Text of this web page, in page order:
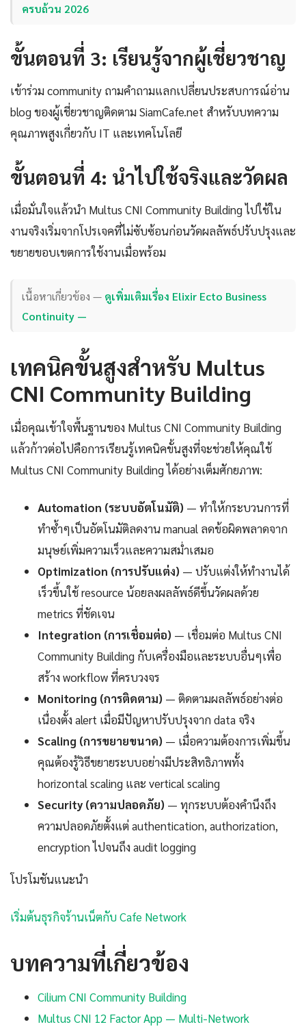
ครบถ้วน 2026
ขั้นตอนที่ 3: เรียนรู้จากผู้เชี่ยวชาญ
เข้าร่วม community ถามคำถามแลกเปลี่ยนประสบการณ์อ่าน
blog ของผู้เชี่ยวชาญติดตาม SiamCafe.net สำหรับบทความ
คุณภาพสูงเกี่ยวกับ IT และเทคโนโลยี
ขั้นตอนที่ 4: นำไปใช้จริงและวัดผล
เมื่อมั่นใจแล้วนำ Multus CNI Community Building ไปใช้ใน
งานจริงเริ่มจากโปรเจคที่ไม่ซับซ้อนก่อนวัดผลลัพธ์ปรับปรุงและ
ขยายขอบเขตการใช้งานเมื่อพร้อม
เนื้อหาเกี่ยวข้อง — ดูเพิ่มเติมเรื่อง Elixir Ecto Business
Continuity —
เทคนิคขั้นสูงสำหรับ Multus
CNI Community Building
เมื่อคุณเข้าใจพื้นฐานของ Multus CNI Community Building
แล้วก้าวต่อไปคือการเรียนรู้เทคนิคขั้นสูงที่จะช่วยให้คุณใช้
Multus CNI Community Building ได้อย่างเต็มศักยภาพ:
Automation (ระบบอัตโนมัติ) — ทำให้กระบวนการที่
ทำซ้ำๆเป็นอัตโนมัติลดงาน manual ลดข้อผิดพลาดจาก
มนุษย์เพิ่มความเร็วและความสม่ำเสมอ
Optimization (การปรับแต่ง) — ปรับแต่งให้ทำงานได้
เร็วขึ้นใช้ resource น้อยลงผลลัพธ์ดีขึ้นวัดผลด้วย
metrics ที่ชัดเจน
Integration (การเชื่อมต่อ) — เชื่อมต่อ Multus CNI
Community Building กับเครื่องมือและระบบอื่นๆเพื่อ
สร้าง workflow ที่ครบวงจร
Monitoring (การติดตาม) — ติดตามผลลัพธ์อย่างต่อ
เนื่องตั้ง alert เมื่อมีปัญหาปรับปรุงจาก data จริง
Scaling (การขยายขนาด) — เมื่อความต้องการเพิ่มขึ้น
คุณต้องรู้วิธีขยายระบบอย่างมีประสิทธิภาพทั้ง
horizontal scaling และ vertical scaling
Security (ความปลอดภัย) — ทุกระบบต้องคำนึงถึง
ความปลอดภัยตั้งแต่ authentication, authorization,
encryption ไปจนถึง audit logging
โปรโมชันแนะนำ
เริ่มต้นธุรกิจร้านเน็ตกับ Cafe Network
บทความที่เกี่ยวข้อง
Cilium CNI Community Building
Multus CNI 12 Factor App — Multi-Network